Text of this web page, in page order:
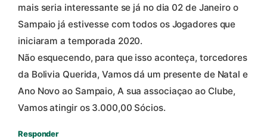
mais seria interessante se já no dia 02 de Janeiro o
Sampaio já estivesse com todos os Jogadores que
iniciaram a temporada 2020.
Não esquecendo, para que isso aconteça, torcedores
da Bolivia Querida, Vamos dá um presente de Natal e
Ano Novo ao Sampaio, A sua associaçao ao Clube,
Vamos atingir os 3.000,00 Sócios.
Responder